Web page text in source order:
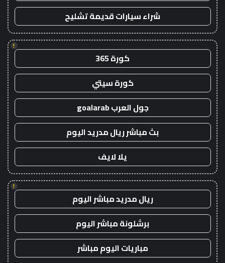
شراء سيارات قديمة تشليح
!
كورة 365
كورة سيتي
جول العرب goalarab
بث مباشر ريال مدريد اليوم
يلا لايف
!
ريال مدريد مباشر اليوم
برشلونة مباشر اليوم
مباريات اليوم مباشر